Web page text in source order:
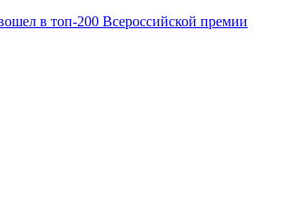
в топ-200 Всероссийской премии